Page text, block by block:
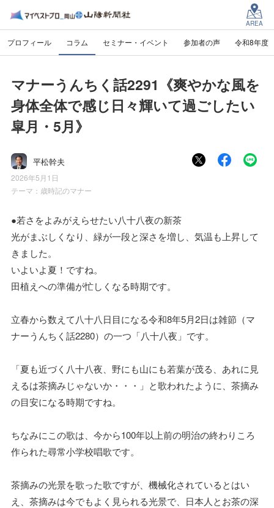
AREA
プロフィール コラム セミナー・イベント 参加者の声 令和8年度
マナーうんちく話2291《爽やかな風を
身体全体で感じ日々輝いて過ごしたい
皐月・5月》
平松幹夫
2026年5月1日
テーマ： 歳時記のマナー
●若さをよみがえらせたい八十八夜の新茶
光がまぶしくなり、緑が一段と深さを増し、気温も上昇して
きました。
いよいよ夏！ですね。
田植えへの準備が忙しくなる時期です。
立春から数えて八十八日目になる令和8年5月2日は雑節（マ
ナーうんちく話2280）の一つ「八十八夜」です。
「夏も近づく八十八夜、野にも山にも若葉が茂る、あれに見
えるは茶摘みじゃないか・・・」と歌われたように、茶摘み
の目安になる時期ですね。
ちなみにこの歌は、今から100年以上前の明治の終わりころ
作られた尋常小学校唱歌です。
茶摘みの光景を歌った歌ですが、機械化されているとはい
え、茶摘みは今でもよく見られる光景で、日本人とお茶の深